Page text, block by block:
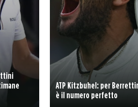
ATP Kitzbuhel: per
è il numero perfetto